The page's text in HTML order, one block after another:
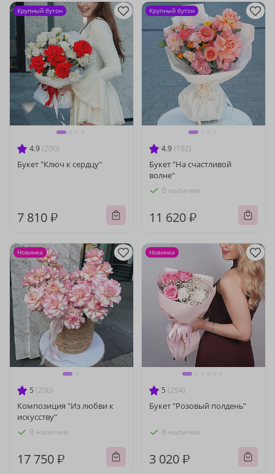
4.9 (200)
Букет "Ключ к сердцу"
7 810 ₽
Крупный бутон
4.9 (192)
Букет "На счастливой
волне"
В наличии
11 620 ₽
Крупный бутон
5 (200)
Композиция "Из любви к
искусству"
В наличии
17 750 ₽
Новинка
5 (294)
Букет "Розовый полдень"
В наличии
3 020 ₽
Новинка